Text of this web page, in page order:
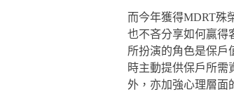
而今年獲得MDRT殊
也不吝分享如何贏得
所扮演的角色是保戶
時主動提供保戶所需
外，亦加強心理層面